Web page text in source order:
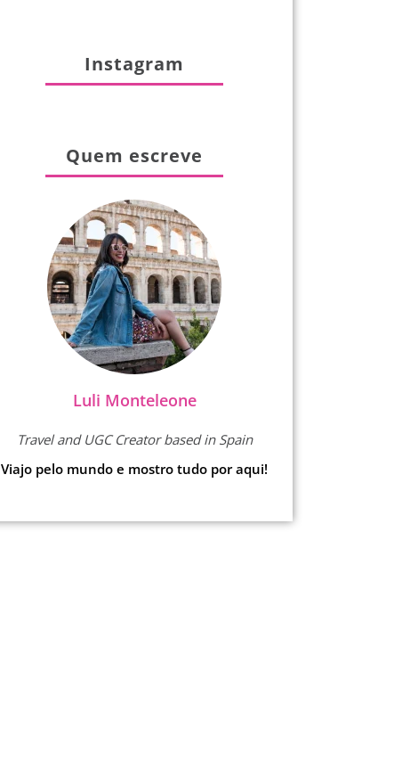
Instagram
Quem escreve
Luli Monteleone
Travel and UGC Creator based in Spain
Viajo pelo mundo e mostro tudo por aqui!